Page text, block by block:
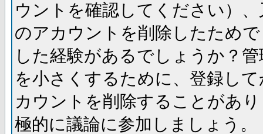
ウントを確認してください）
のアカウントを削除したため
した経験があるでしょうか？
を小さくするために、登録し
カウントを削除することがあ
極的に議論に参加しましょう。